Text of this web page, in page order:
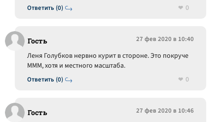
Ответить (0)
0
Гость 27 фев 2020 в 10:40
Ответить (0)
Леня Голубков нервно курит в стороне. Это покруче
МММ, хотя и местного масштаба.
0
Гость 27 фев 2020 в 10:46